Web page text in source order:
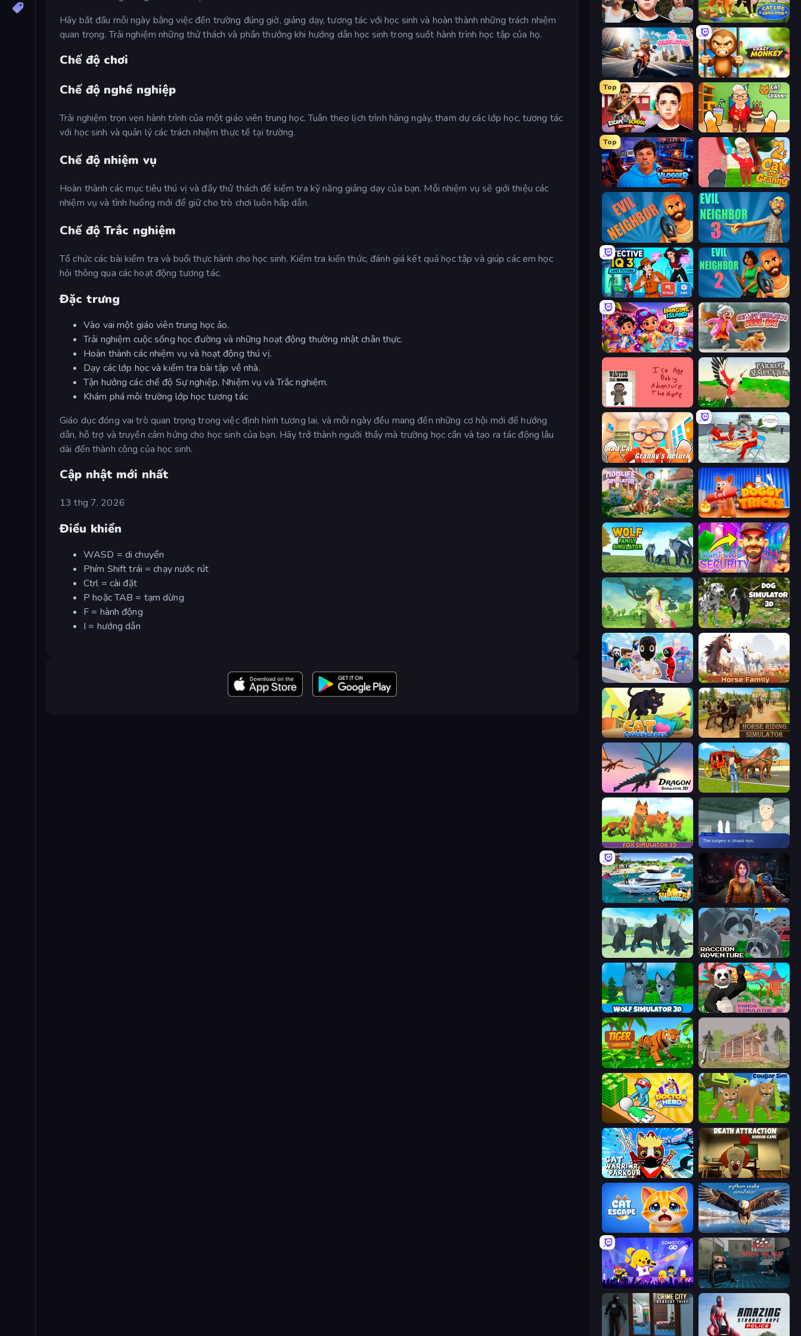
Hãy bắt đầu mỗi ngày bằng việc đến trường đúng giờ, giảng dạy, tương tác với học sinh và hoàn thành những trách nhiệm
quan trọng. Trải nghiệm những thử thách và phần thưởng khi hướng dẫn học sinh trong suốt hành trình học tập của họ.
Chế độ chơi
Chế độ nghề nghiệp
Trải nghiệm trọn vẹn hành trình của một giáo viên trung học. Tuân theo lịch trình hàng ngày, tham dự các lớp học, tương tác
với học sinh và quản lý các trách nhiệm thực tế tại trường.
Chế độ nhiệm vụ
Hoàn thành các mục tiêu thú vị và đầy thử thách để kiểm tra kỹ năng giảng dạy của bạn. Mỗi nhiệm vụ sẽ giới thiệu các
nhiệm vụ và tình huống mới để giữ cho trò chơi luôn hấp dẫn.
Chế độ Trắc nghiệm
Tổ chức các bài kiểm tra và buổi thực hành cho học sinh. Kiểm tra kiến thức, đánh giá kết quả học tập và giúp các em học
hỏi thông qua các hoạt động tương tác.
Đặc trưng
Vào vai một giáo viên trung học ảo.
Trải nghiệm cuộc sống học đường và những hoạt động thường nhật chân thực.
Hoàn thành các nhiệm vụ và hoạt động thú vị.
Dạy các lớp học và kiểm tra bài tập về nhà.
Tận hưởng các chế độ Sự nghiệp, Nhiệm vụ và Trắc nghiệm.
Khám phá môi trường lớp học tương tác
Giáo dục đóng vai trò quan trọng trong việc định hình tương lai, và mỗi ngày đều mang đến những cơ hội mới để hướng
dẫn, hỗ trợ và truyền cảm hứng cho học sinh của bạn. Hãy trở thành người thầy mà trường học cần và tạo ra tác động lâu
dài đến thành công của học sinh.
Cập nhật mới nhất
13 thg 7, 2026
Điều khiển
WASD = di chuyển
Phím Shift trái = chạy nước rút
Ctrl = cài đặt
P hoặc TAB = tạm dừng
F = hành động
I = hướng dẫn
Schoolboy Escape: Runaway Cat Life Simulator 3D
Cat Life Simulator Crazy Zoo Monkey
Top
Escape from School: Runaway Cat and Granny
Top
Escape from Vlogger: Runaway Cat and Granny 2
Evil Neighbor Evil Neighbor 3
Detective IQ 3 Evil Neighbor 2
Imagine Island Cat Life Simulator: Devil Cat
Parrot Simulator
Bad Cat - Granny's Return Alcatraz Prison Escape Plan
Momlife Simulator Doggy Tricks
Wolf Family Simulator Night Club Security
Unicorn Family Simulator Magic World Dog Simulator 3D
Horse Simulator 3D
Cat Lovescapes Horse Riding Simulator
Dragon Simulator 3D Horse Cart Transport Taxi Game
Fox Simulator 3D Oh So Lucky, Doctor!
Summer Vacation Survival Zone Zombie Outbreak
Panther Family Simulator 3D Raccoon Adventure: City Simulator 3D
Wolf Simulator: Wild Animals 3D Panda Simulator 3D
Tiger Simulator 3D Survive In The Forest
Doctor Hero Cougar Simulator: Big Cats
Cat Warrior Parkour Death Attraction: Horror Game
Cat Escape Python Snake Simulator
SongPop GO Hospital: Survive the Night